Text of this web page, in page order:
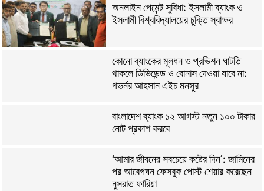
অনলাইন পেমেন্ট সুবিধা: ইসলামী ব্যাংক ও
ইসলামী বিশ্ববিদ্যালয়ের চুক্তি স্বাক্ষর
কোনো ব্যাংকের মূলধন ও প্রভিশন ঘাটতি
থাকলে ডিভিডেন্ড ও বোনাস দেওয়া যাবে না:
গভর্নর আহসান এইচ মনসুর
বাংলাদেশ ব্যাংক ১২ আগস্ট নতুন ১০০ টাকার
নোট প্রকাশ করবে
‘আমার জীবনের সবচেয়ে কষ্টের দিন’: জামিনের
পর আবেগঘন ফেসবুক পোস্ট শেয়ার করেছেন
নুসরাত ফারিয়া